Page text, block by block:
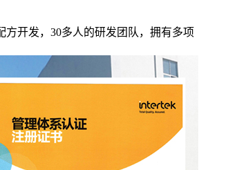
方开发，30多人的研发团队，拥有多项